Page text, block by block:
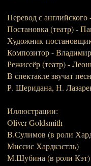
Перевод с
Постановка (театр) -
Художник-
Композитор -
Режиссёр (театр) -
В спектакле звучат
Р. Шеридана, Н.
Иллюстрации:
Oliver Goldsmith
В.Сулимов (в роли
Миссис Хардкэстль)
М.Шубина (в роли Кэт)